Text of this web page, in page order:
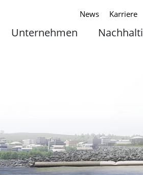
News Karriere
Unternehmen